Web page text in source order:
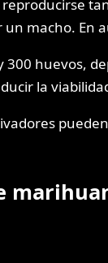
macho. En
huevos,
la